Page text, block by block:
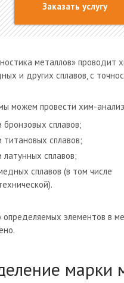
Заказать услугу
металлов» проводит
и других сплавов, с
можем провести хим-
бронзовых сплавов;
титановых сплавов;
латунных сплавов;
сплавов (в том числе
определяемых элементов в
марки